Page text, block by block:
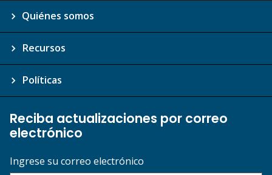
Quiénes somos
Recursos
Políticas
Reciba actualizaciones por correo
electrónico
Ingrese su correo electrónico